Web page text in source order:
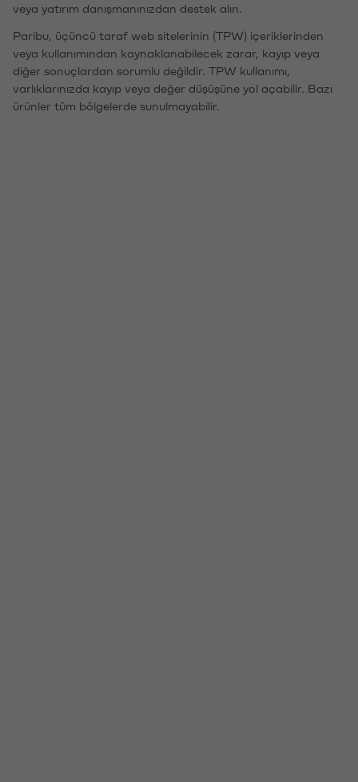
veya yatırım danışmanınızdan destek alın.
Paribu, üçüncü taraf web sitelerinin (TPW) içeriklerinden
veya kullanımından kaynaklanabilecek zarar, kayıp veya
diğer sonuçlardan sorumlu değildir. TPW kullanımı,
varlıklarınızda kayıp veya değer düşüşüne yol açabilir. Bazı
ürünler tüm bölgelerde sunulmayabilir.